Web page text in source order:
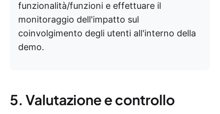
funzionalità/funzioni e effettuare il
monitoraggio dell'impatto sul
coinvolgimento degli utenti all'interno della
demo.
5. Valutazione e controllo